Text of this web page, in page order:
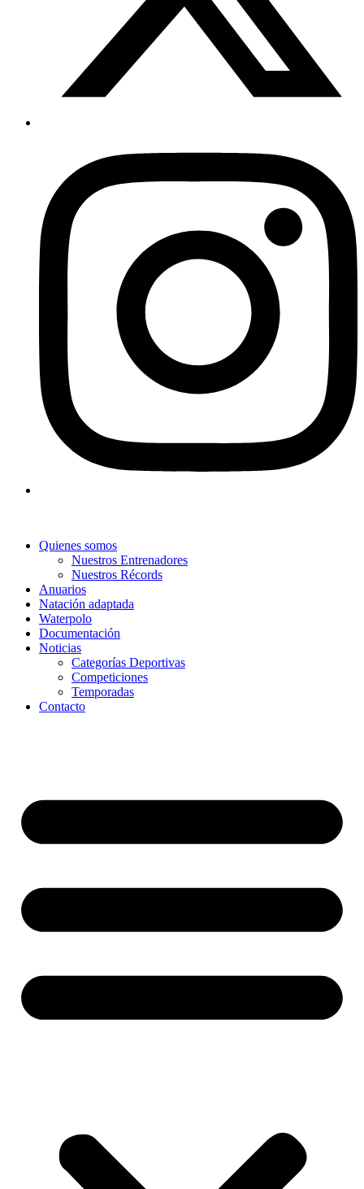
Quienes somos
Nuestros Entrenadores
Nuestros Récords
Anuarios
Natación adaptada
Waterpolo
Documentación
Noticias
Categorías Deportivas
Competiciones
Temporadas
Contacto